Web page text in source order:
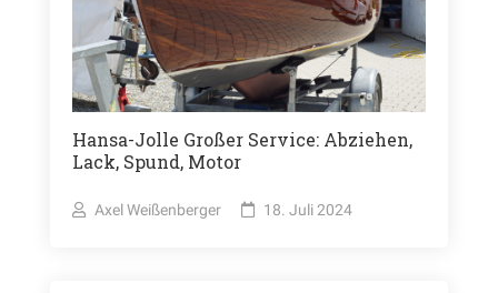
Hansa-Jolle Großer Service: Abziehen,
Lack, Spund, Motor
Axel Weißenberger 18. Juli 2024